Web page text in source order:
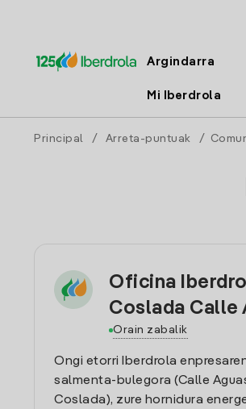
Argindarra
Mi Iberdrola
Principal / Arreta-puntuak /
Oficina
Coslada Calle
Orain zabalik
Ongi etorri Iberdrola
salmenta-bulegora (Calle
Coslada), zure hornidura